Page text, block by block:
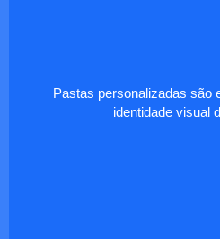
Pastas personalizadas são
identidade visual